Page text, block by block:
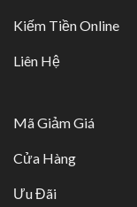
Kiếm Tiền Online
Liên Hệ
Mã Giảm Giá
Cửa Hàng
Ưu Đãi